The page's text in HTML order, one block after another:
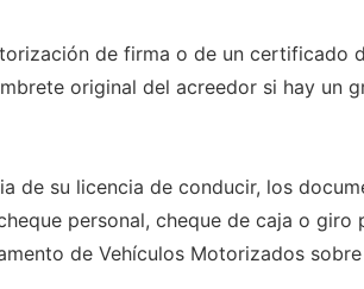
de firma o de un certificado
original del acreedor si hay un
de su licencia de conducir, los
personal, cheque de caja o giro
de Vehículos Motorizados sobre